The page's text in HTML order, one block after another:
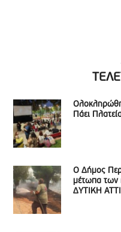
Πάει
Ο Δήμος
μέτωπα των
ΔΥΤΙΚΗ